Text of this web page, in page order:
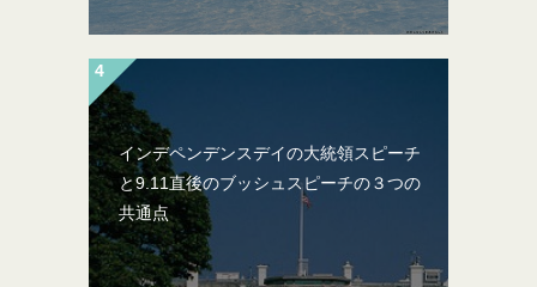
インデペンデンスデイの大統領スピーチ
と9.11直後のブッシュスピーチの３つの
共通点